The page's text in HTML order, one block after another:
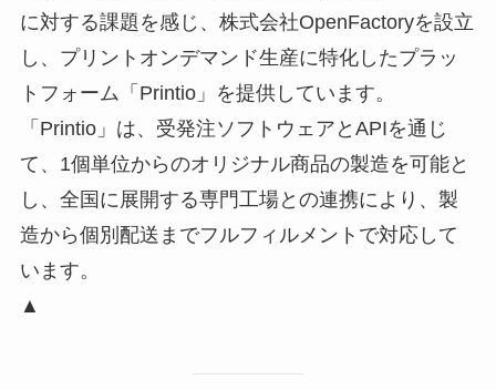
に対する課題を感じ、株式会社OpenFactoryを設立
し、プリントオンデマンド生産に特化したプラッ
トフォーム「Printio」を提供しています。
「Printio」は、受発注ソフトウェアとAPIを通じ
て、1個単位からのオリジナル商品の製造を可能と
し、全国に展開する専門工場との連携により、製
造から個別配送までフルフィルメントで対応して
います。
▲